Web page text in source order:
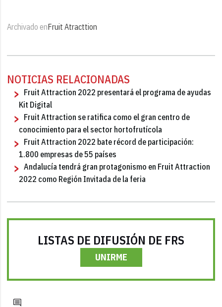
Archivado enFruit Atracttion
NOTICIAS RELACIONADAS
Fruit Attraction 2022 presentará el programa de ayudas
Kit Digital
Fruit Attraction se ratifica como el gran centro de
conocimiento para el sector hortofrutícola
Fruit Attraction 2022 bate récord de participación:
1.800 empresas de 55 países
Andalucía tendrá gran protagonismo en Fruit Attraction
2022 como Región Invitada de la feria
LISTAS DE DIFUSIÓN DE FRS
UNIRME